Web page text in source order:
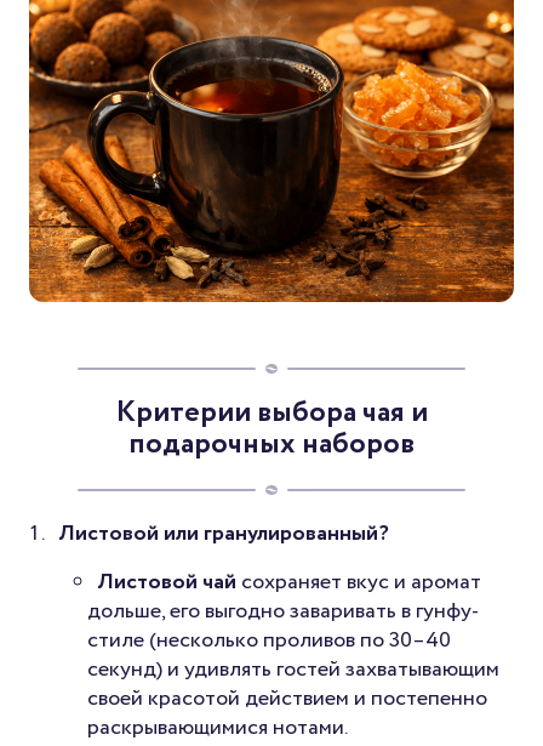
Критерии выбора чая и
подарочных наборов
Листовой или гранулированный?
Листовой чай сохраняет вкус и аромат
дольше, его выгодно заваривать в гунфу-
стиле (несколько проливов по 30–40
секунд) и удивлять гостей захватывающим
своей красотой действием и постепенно
раскрывающимися нотами.